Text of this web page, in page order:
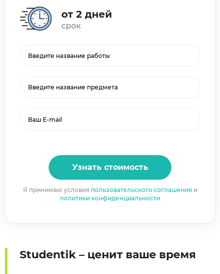
от 2 дней
срок
Введите название предмета
Узнать стоимость
Я принимаю условия пользовательского соглашенияи
политики конфиденциальности
Studentik – ценит ваше время